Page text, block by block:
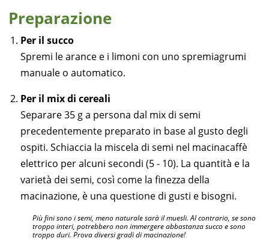
Preparazione
Per il succo
Spremi le arance e i limoni con uno spremiagrumi
manuale o automatico.
Per il mix di cereali
Separare 35 g a persona dal mix di semi
precedentemente preparato in base al gusto degli
ospiti. Schiaccia la miscela di semi nel macinacaffè
elettrico per alcuni secondi (5 - 10). La quantità e la
varietà dei semi, così come la finezza della
macinazione, è una questione di gusti e bisogni.
Più fini sono i semi, meno naturale sarà il muesli. Al contrario, se sono
troppo interi, potrebbero non immergere abbastanza succo e sono
troppo duri. Prova diversi gradi di macinazione!